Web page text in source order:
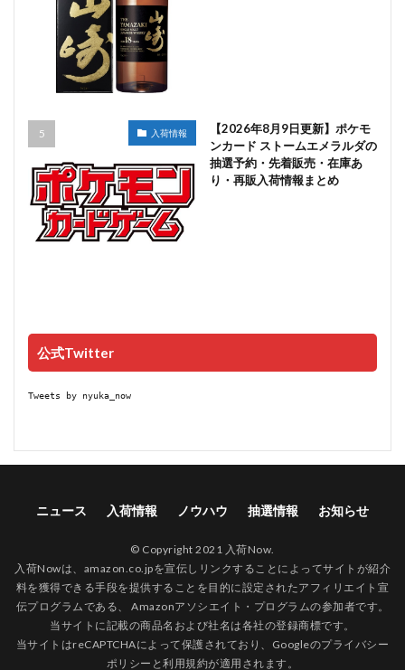
入荷情報
【2026年8月9日更新】ポケモ
ンカード ストームエメラルダの
抽選予約・先着販売・在庫あ
り・再販入荷情報まとめ
公式Twitter
Tweets by nyuka_now
ニュース 入荷情報 ノウハウ 抽選情報 お知らせ
© Copyright 2021 入荷Now.
入荷Nowは、amazon.co.jpを宣伝しリンクすることによってサイトが紹介
料を獲得できる手段を提供することを目的に設定されたアフィリエイト宣
伝プログラムである、 Amazonアソシエイト・プログラムの参加者です。
当サイトに記載の商品名および社名は各社の登録商標です。
当サイトはreCAPTCHAによって保護されており、Googleのプライバシー
ポリシー と利用規約が適用されます。